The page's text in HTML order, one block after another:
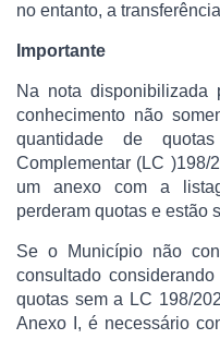
no entanto, a
Importante
Na nota
conhecimento não
quantidade de
Complementar (LC
um anexo com a
perderam quotas e estão
Se o Município não
consultado
quotas sem a LC 198/
Anexo I, é necessário